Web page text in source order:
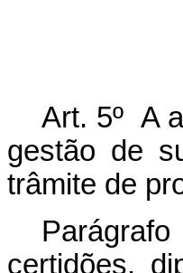
Art. 5º A
gestão de
trâmite de
certidões,